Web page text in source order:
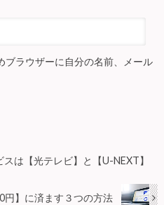
ブラウザーに自分の名前、メール
は【光テレビ】と【U-NEXT】
】に済ます３つの方法